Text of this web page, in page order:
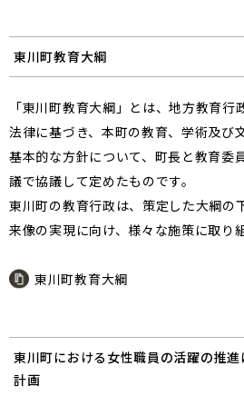
東川町教育大綱
「東川町教育大綱」とは、地方教育
法律に基づき、本町の教育、学術及び
基本的な方針について、町長と教育委
議で協議して定めたものです。
東川町の教育行政は、策定した大綱の
来像の実現に向け、様々な施策に取り
東川町教育大綱
東川町における女性職員の活躍の推
計画